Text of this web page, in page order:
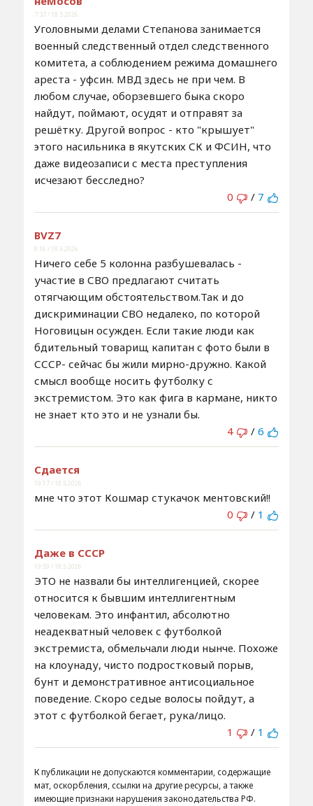
7:37 / 18.5.2026
Уголовными делами Степанова занимается
военный следственный отдел следственного
комитета, а соблюдением режима домашнего
ареста - уфсин. МВД здесь не при чем. В
любом случае, оборзевшего быка скоро
найдут, поймают, осудят и отправят за
решётку. Другой вопрос - кто "крышует"
этого насильника в якутских СК и ФСИН, что
даже видеозаписи с места преступления
исчезают бесследно?
0
/ 7
BVZ7
8:16 / 18.5.2026
Ничего себе 5 колонна разбушевалась -
участие в СВО предлагают считать
отягчающим обстоятельством.Так и до
дискриминации СВО недалеко, по которой
Ноговицын осужден. Если такие люди как
бдительный товарищ капитан с фото были в
СССР- сейчас бы жили мирно-дружно. Какой
смысл вообще носить футболку с
экстремистом. Это как фига в кармане, никто
не знает кто это и не узнали бы.
4
/ 6
Сдается
19:17 / 18.5.2026
мне что этот Кошмар стукачок ментовский!!
0
/ 1
Даже в СССР
19:59 / 18.5.2026
ЭТО не назвали бы интеллигенцией, скорее
относится к бывшим интеллигентным
человекам. Это инфантил, абсолютно
неадекватный человек с футболкой
экстремиста, обмельчали люди нынче. Похоже
на клоунаду, чисто подростковый порыв,
бунт и демонстративное антисоциальное
поведение. Скоро седые волосы пойдут, а
этот с футболкой бегает, рука/лицо.
1
/ 1
К публикации не допускаются комментарии, содержащие
мат, оскорбления, ссылки на другие ресурсы, а также
имеющие признаки нарушения законодательства РФ.